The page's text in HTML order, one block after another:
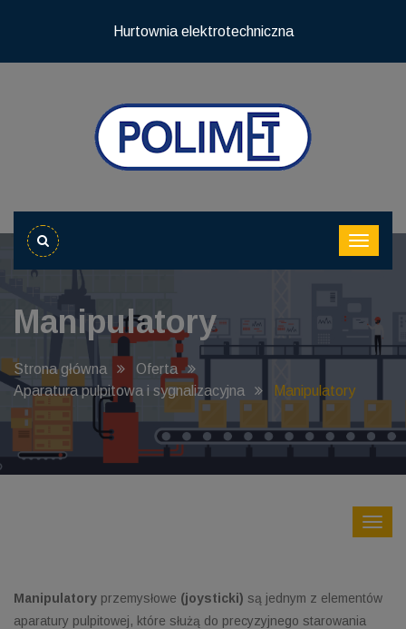
Hurtownia elektrotechniczna
Manipulatory
Strona główna
Oferta
Aparatura pulpitowa i sygnalizacyjna
Manipulatory
Manipulatory przemysłowe (joysticki) są jednym z elementów
aparatury pulpitowej, które służą do precyzyjnego starowania